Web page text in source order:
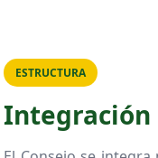
ESTRUCTURA
Integración